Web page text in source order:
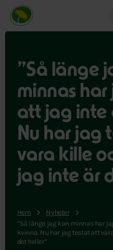
Miljöpartiet de gröna,
”Så länge
minnas
att jag inte
Nu har jag
vara kille
jag inte är
Hem
Nyheter
”Så länge jag kan minnas har
kvinna. Nu har jag testat att
det heller”